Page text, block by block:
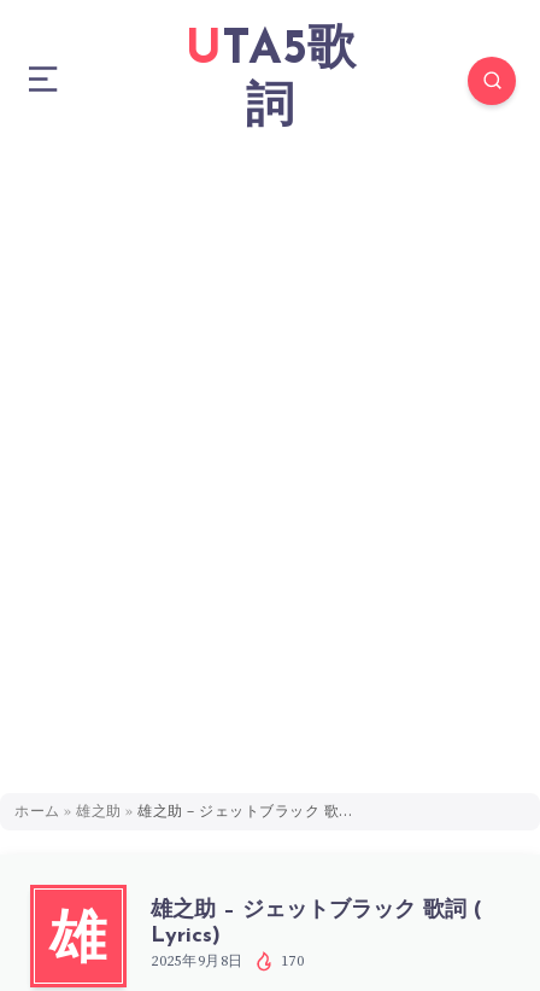
UTA5歌
詞
ホーム » 雄之助 » 雄之助 – ジェットブラック 歌詞 ( Lyrics)
雄
雄之助 – ジェットブラック 歌詞 (
Lyrics)
2025年9月8日 170